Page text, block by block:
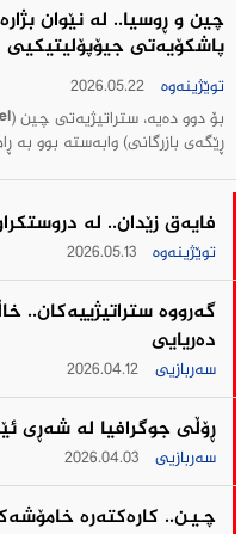
چین و ڕوسیا.. لە نێوان
پاشکۆیەتی جیۆپۆلیتیکيی
توێژینەوە
2026.05.22
ڕێگەی بازرگانی) وابەستە بوو بە
فایەق زێدان.. له‌
توێژینەوە 2026.05.13
گه‌رووه‌ ستراتیژییه‌كان..
ده‌ریایی
سەربازیی 2026.04.12
ڕۆڵی جوگرافیا لە شەڕی
سەربازیی 2026.04.03
چـیـن.. كاره‌كته‌ره‌